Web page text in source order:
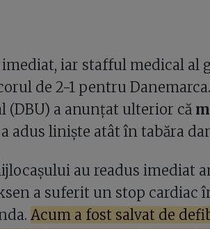
iar stafful medical al
de 2-1 pentru
(DBU) a anunțat ulterior că
adus liniște atât în tabăra
au readus imediat
a suferit un stop
Acum a fost salvat de